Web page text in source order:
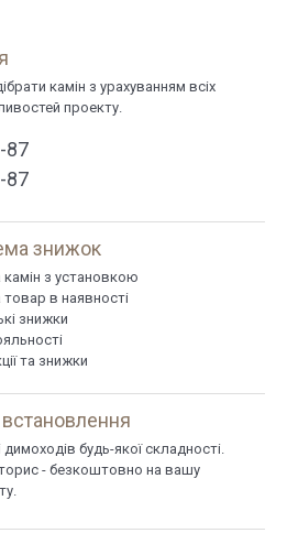
камін з урахуванням всіх
проекту.
87
87
знижок
з установкою
в наявності
знижки
та знижки
будь-якої складності.
- безкоштовно на вашу